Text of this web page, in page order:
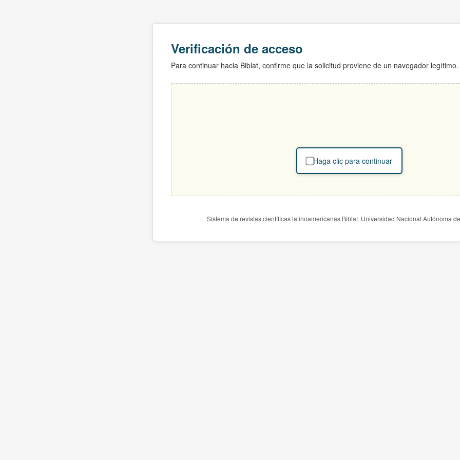
Verificación de acceso
Para continuar hacia Biblat, confirme que la solicitud proviene de un navegador legítimo.
Haga clic para continuar
Sistema de revistas científicas latinoamericanas Biblat. Universidad Nacional Autónoma